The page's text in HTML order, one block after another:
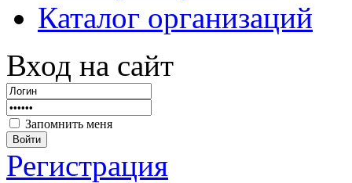
Каталог организаций
Вход на сайт
Запомнить меня
Войти
Регистрация